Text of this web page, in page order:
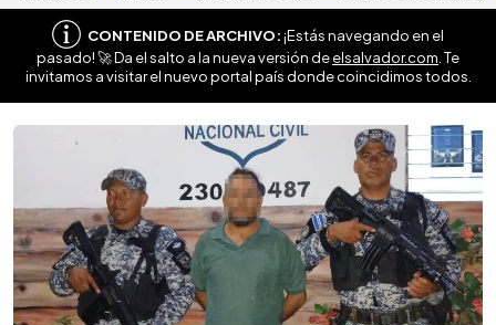
CONTENIDO DE ARCHIVO:¡Estás navegando en el
pasado! 🚀 Da el salto a la nueva versión deelsalvador.com . Te
invitamos a visitar el nuevo portal país donde coincidimos todos.